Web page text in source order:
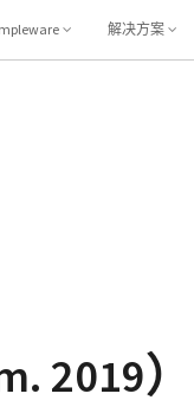
解决方案
2019）